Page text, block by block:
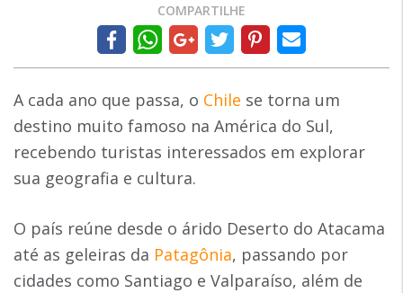
COMPARTILHE
A cada ano que passa, o Chile se torna um
destino muito famoso na América do Sul,
recebendo turistas interessados em explorar
sua geografia e cultura.
O país reúne desde o árido Deserto do Atacama
até as geleiras da Patagônia, passando por
cidades como Santiago e Valparaíso, além de